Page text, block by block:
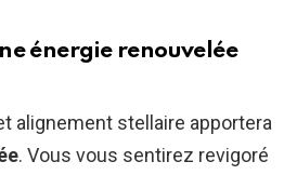
énergie renouvelée
alignement stellaire apportera
. Vous vous sentirez revigoré